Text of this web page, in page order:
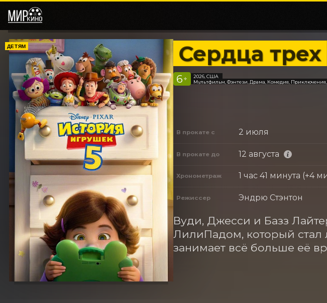
ДЕТЯМ Сердца трех
6 +
2026, США
Мультфильм, Фэнтези, Драма, Комедия,
В прокате с 2 июля
В прокате до 12 августа
Хронометраж 1 час 41 минута (+4
Режиссер Эндрю Стэнтон
Вуди, Джесси и Базз
ЛилиПадом, который
занимает всё больше её